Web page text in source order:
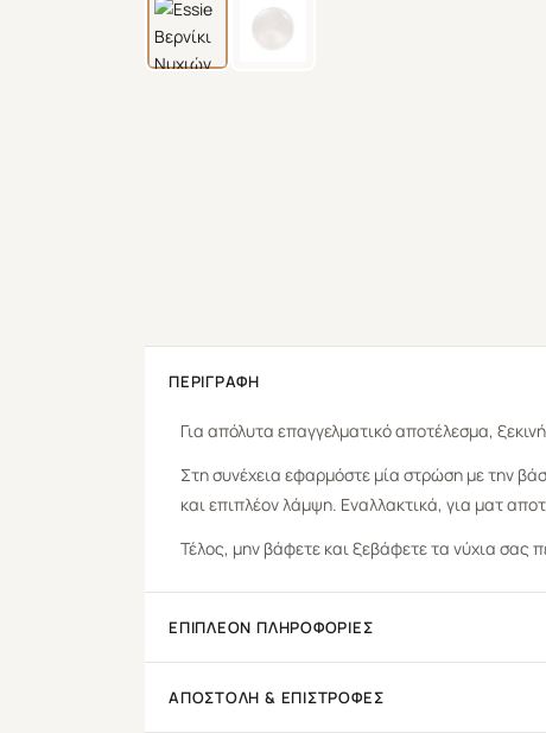
ΠΕΡΙΓΡΑΦΉ
Για απόλυτα επαγγελματικό αποτέλεσμα,
Στη συνέχεια εφαρμόστε μία στρώση με την
και επιπλέον λάμψη. Εναλλακτικά, για ματ
Τέλος, μην βάφετε και ξεβάφετε τα νύχια
ΕΠΙΠΛΈΟΝ ΠΛΗΡΟΦΟΡΊΕΣ
ΑΠΟΣΤΟΛΉ & ΕΠΙΣΤΡΟΦΈΣ